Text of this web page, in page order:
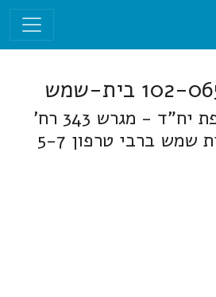
הרחבת דיור ותוספת יח"ד - מגרש 343 רח'
רבי טרפון 5-7 בית שמש ברבי טרפון 5-7